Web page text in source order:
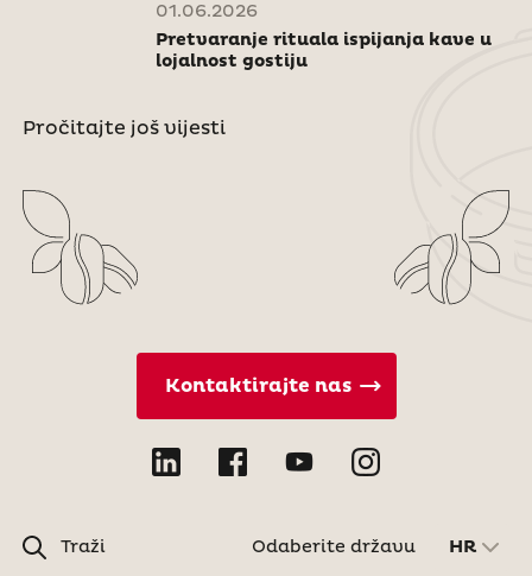
01.06.2026
Pretvaranje rituala ispijanja kave u
lojalnost gostiju
Pročitajte još vijesti
Traži
Kontaktirajte nas
Odaberite državu HR